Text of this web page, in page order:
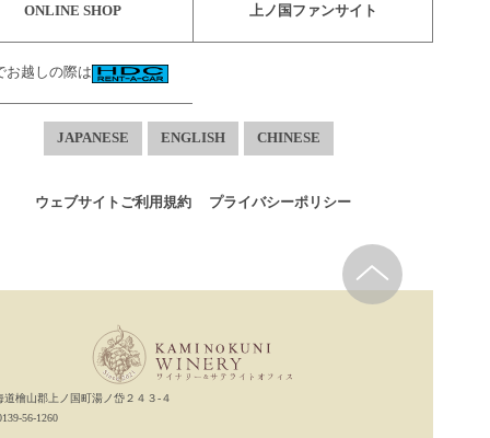
ONLINE SHOP 上ノ国ファンサイト
お越しの際は
JAPANESE ENGLISH CHINESE
ウェブサイトご利用規約 プライバシーポリシー
道檜山郡上ノ国町湯ノ岱２４３-４
56-1260